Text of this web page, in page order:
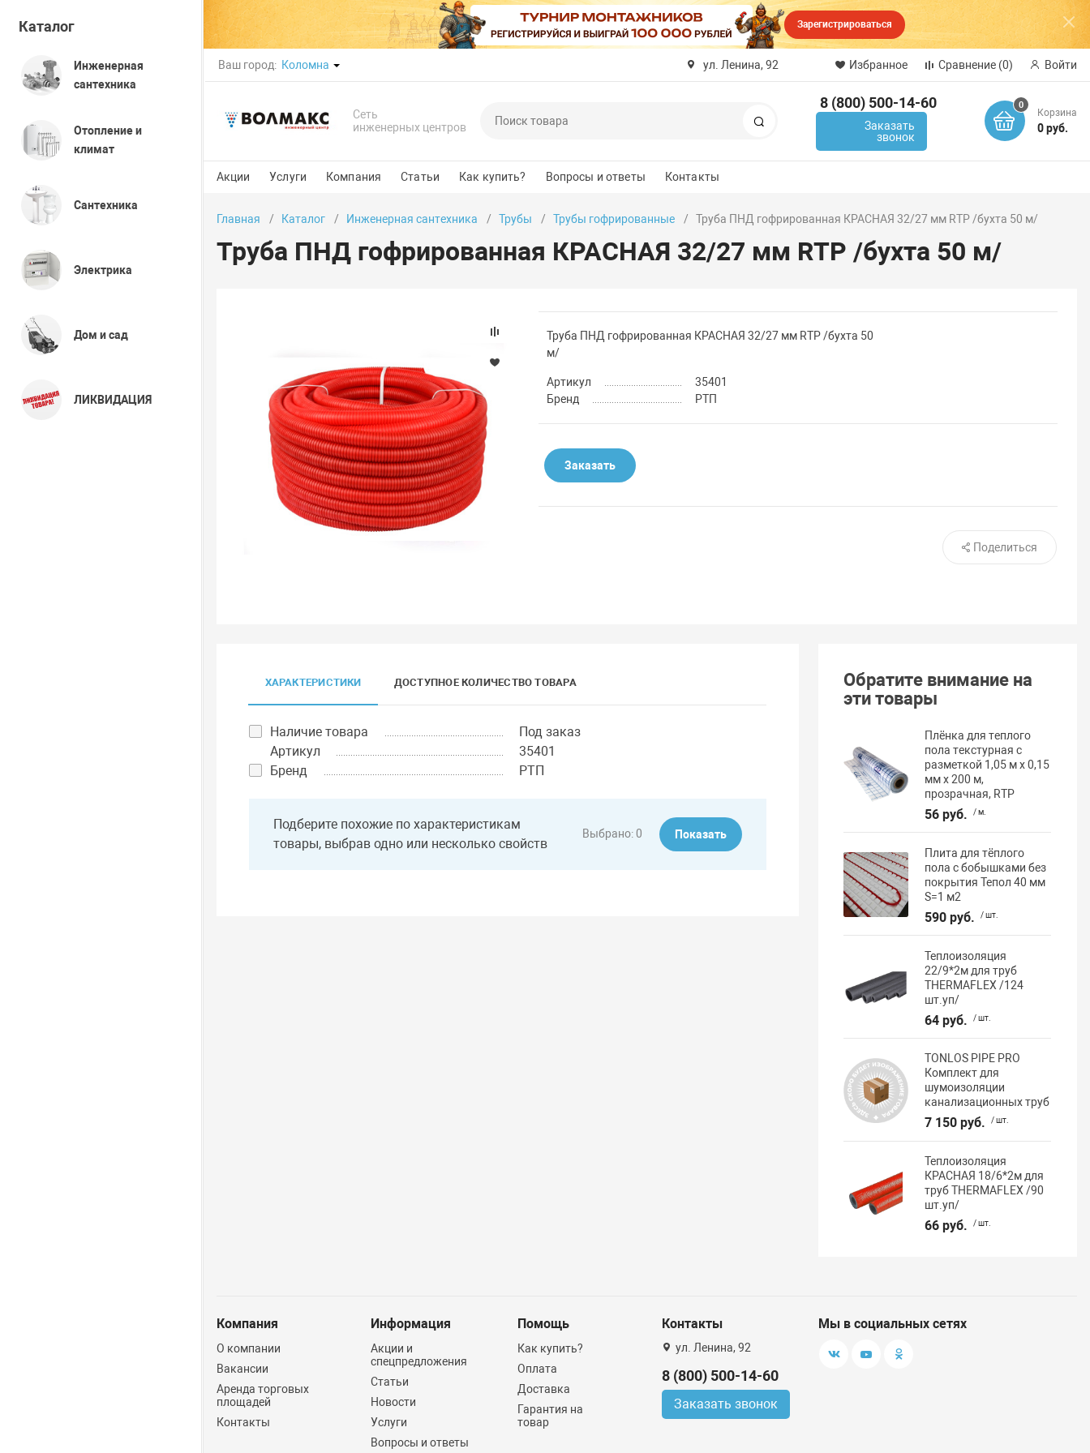
Зарегистрироваться
Ваш город: Коломна ул. Ленина, 92 Избранное Сравнение (0) Войти
Сеть
инженерных центров
8 (800) 500-14-60
Заказать
звонок
0
Корзина
0 руб.
Акции Услуги Компания Статьи Как купить? Вопросы и ответы Контакты
Каталог
Инженерная
сантехника
Отопление и
климат
Сантехника
Электрика
Дом и сад
ЛИКВИДАЦИЯ
Главная Каталог Инженерная сантехника Трубы Трубы гофрированные Труба ПНД гофрированная КРАСНАЯ 32/27 мм RTP /бухта 50 м/
Труба ПНД гофрированная КРАСНАЯ 32/27 мм RTP /бухта 50 м/
Труба ПНД гофрированная КРАСНАЯ 32/27 мм RTP /бухта 50
м/
Артикул
35401
Бренд
РТП
Заказать
Поделиться
ХАРАКТЕРИСТИКИ ДОСТУПНОЕ КОЛИЧЕСТВО ТОВАРА
Наличие товара
Под заказ
Артикул
35401
Бренд
РТП
Подберите похожие по характеристикам
товары, выбрав одно или несколько свойств
Выбрано:0 Показать
Обратите внимание на
эти товары
Плёнка для теплого
пола текстурная с
разметкой 1,05 м х 0,15
мм х 200 м,
прозрачная, RTP
56 руб. / м.
Плита для тёплого
пола с бобышками без
покрытия Тепол 40 мм
S=1 м2
590 руб. / шт.
Теплоизоляция
22/9*2м для труб
THERMAFLEX /124
шт.уп/
64 руб. / шт.
TONLOS PIPE PRO
Комплект для
шумоизоляции
канализационных труб
7 150 руб. / шт.
Теплоизоляция
КРАСНАЯ 18/6*2м для
труб THERMAFLEX /90
шт.уп/
66 руб. / шт.
Компания
О компании
Вакансии
Аренда торговых
площадей
Контакты
Информация
Акции и
спецпредложения
Статьи
Новости
Услуги
Вопросы и ответы
Помощь
Как купить?
Оплата
Доставка
Гарантия на
товар
Контакты
ул. Ленина, 92
8 (800) 500-14-60
Заказать звонок
Мы в социальных сетях